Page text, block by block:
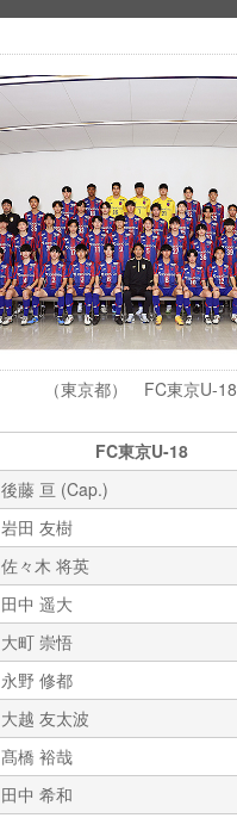
（東京都） FC東京U-18
FC東京U-18
後藤 亘 (Cap.)
岩田 友樹
佐々木 将英
田中 遥大
大町 崇悟
永野 修都
大越 友太波
髙橋 裕哉
田中 希和